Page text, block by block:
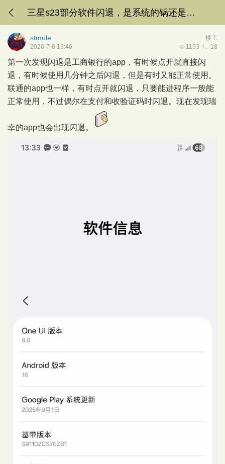
三星s23部分软件闪退，是系统的锅还是软件问题？
楼主
stmule
1153 18
2026-7-6 13:46
第一次发现闪退是工商银行的app，有时候点开就直接闪
退，有时候使用几分钟之后闪退，但是有时又能正常使用。
联通的app也一样，有时点开就闪退，只要能进程序一般能
正常使用，不过偶尔在支付和收验证码时闪退。现在发现瑞
幸的app也会出现闪退。